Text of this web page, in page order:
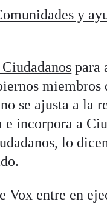
y
para
miembros
se ajusta a la
incorpora a
lo
Vox entre en